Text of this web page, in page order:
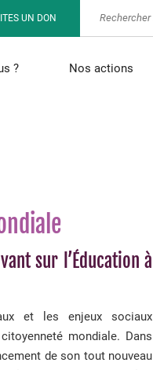
UN DON
? Nos actions
sur l’Éducation à
et les enjeux sociaux
mondiale. Dans
de son tout nouveau